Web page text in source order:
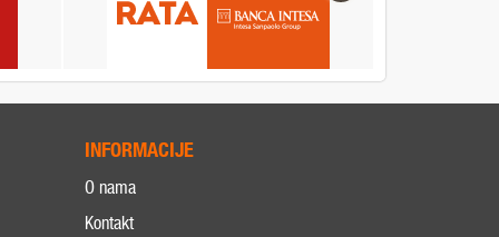
INFORMACIJE
O nama
Kontakt